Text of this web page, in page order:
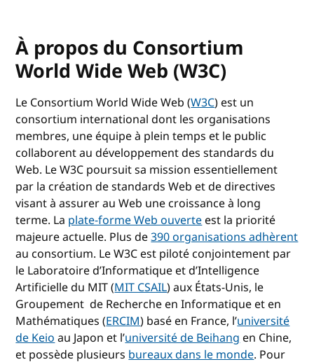
À propos du Consortium
World Wide Web (W3C)
Le Consortium World Wide Web (W3C) est un
consortium international dont les organisations
membres, une équipe à plein temps et le public
collaborent au développement des standards du
Web. Le W3C poursuit sa mission essentiellement
par la création de standards Web et de directives
visant à assurer au Web une croissance à long
terme. La plate-forme Web ouverteest la priorité
majeure actuelle. Plus de390 organisations adhèrent
au consortium. Le W3C est piloté conjointement par
le Laboratoire d’Informatique et d’Intelligence
Artificielle du MIT (MIT CSAIL) aux États-Unis, le
Groupement de Recherche en Informatique et en
Mathématiques (ERCIM) basé en France, l’université
de Keioau Japon et l’université de Beihangen Chine,
et possède plusieursbureaux dans le monde. Pour